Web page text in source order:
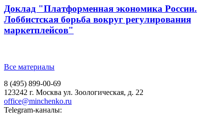
Доклад "Платформенная экономика России.
Лоббистская борьба вокруг регулирования
маркетплейсов"
Все материалы
8 (495) 899-00-69
123242 г. Москва ул. Зоологическая, д. 22
office@minchenko.ru
Telegram-каналы: